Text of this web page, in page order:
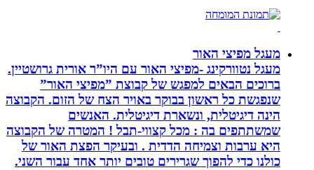
מעגל מפיצי האור
מעגל נטוורקינג -מפיצי האור עם היו”ר אורית גרושטיין.
ברוכים הבאים למפגש של קבוצת ”מפיצי האור”
שנפגשת כל ראשון בבוקר באויר הצח של הזום. הקבוצה
הינה דיגיטלית, ונשארת דיגיטלית. האנשים
שמשתתפים בה : מכל קצווי-תבל ! המטרה של הקבוצה
היא ערבות וצמיחה הדדית . ובעיקר הפצת האור של
כולנו כדי להפוך שגרירים טובים יותר אחד עבור השני.